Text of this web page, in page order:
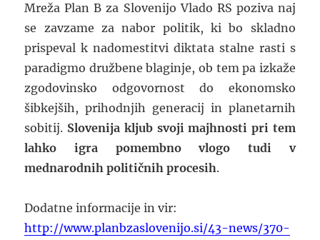
Mreža Plan B za Slovenijo Vlado RS poziva naj
se zavzame za nabor politik, ki bo skladno
prispeval k nadomestitvi diktata stalne rasti s
paradigmo družbene blaginje, ob tem pa izkaže
zgodovinsko odgovornost do ekonomsko
šibkejših, prihodnjih generacij in planetarnih
sobitij. Slovenija kljub svoji majhnosti pri tem
lahko igra pomembno vlogo tudi v
mednarodnih političnih procesih.
Dodatne informacije in vir:
http://www.planbzaslovenijo.si/43-news/370-